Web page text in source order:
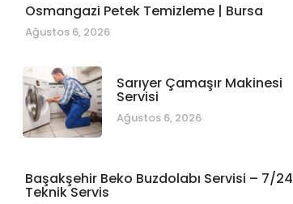
Osmangazi Petek Temizleme | Bursa
Ağustos 6, 2026
Sarıyer Çamaşır Makinesi
Servisi
Ağustos 6, 2026
Başakşehir Beko Buzdolabı Servisi – 7/24
Teknik Servis